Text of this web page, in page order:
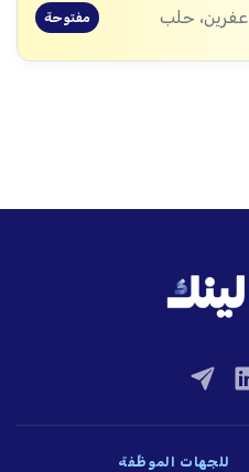
عفرين، حلب مفتوحة
للجهات الموظِّفة